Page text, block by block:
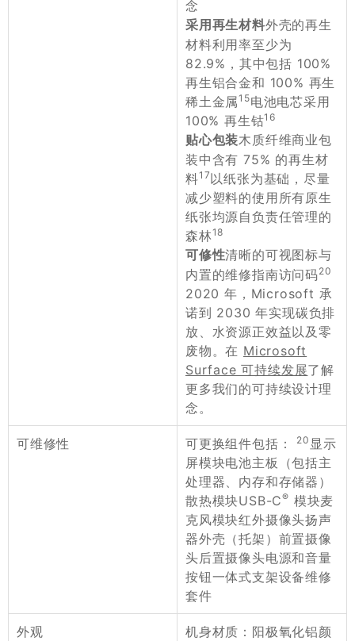
念
采用再生材料外壳的再生
材料利用率至少为
82.9%，其中包括 100%
再生铝合金和 100% 再生
稀土金属15电池电芯采用
100% 再生钴16
贴心包装木质纤维商业包
装中含有 75% 的再生材
料17以纸张为基础，尽量
减少塑料的使用所有原生
纸张均源自负责任管理的
森林18
可修性清晰的可视图标与
内置的维修指南访问码20
2020 年，Microsoft 承
诺到 2030 年实现碳负排
放、水资源正效益以及零
废物。在 Microsoft
Surface 可持续发展了解
更多我们的可持续设计理
念。
可维修性 可更换组件包括： 20 显示
屏模块电池主板（包括主
处理器、内存和存储器）
散热模块USB-C® 模块麦
克风模块红外摄像头扬声
器外壳（托架）前置摄像
头后置摄像头电源和音量
按钮一体式支架设备维修
套件
外观
机身材质：阳极氧化铝颜